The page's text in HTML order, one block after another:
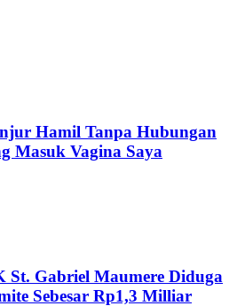
Hamil Tanpa Hubungan
Masuk Vagina Saya
St. Gabriel Maumere Diduga
Sebesar Rp1,3 Milliar